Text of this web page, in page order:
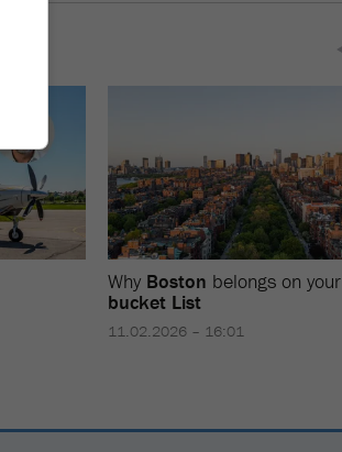
Why Boston belongs on your
bucket List
11.02.2026 – 16:01